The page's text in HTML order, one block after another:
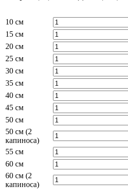
10 см
15 см
20 см
25 см
30 см
35 см
40 см
45 см
50 см
50 см (2
капиноса)
55 см
60 см
60 см (2
капиноса)